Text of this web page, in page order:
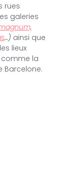
rues
galeries
…) ainsi que
lieux
comme la
Barcelone.